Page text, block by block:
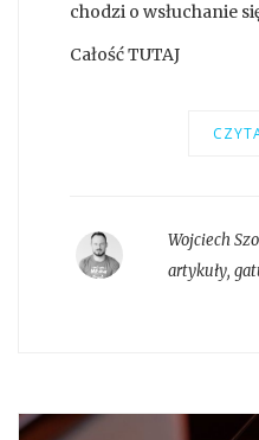
chodzi o wsłuchanie
Całość TUTAJ
Wojciech
artykuły,